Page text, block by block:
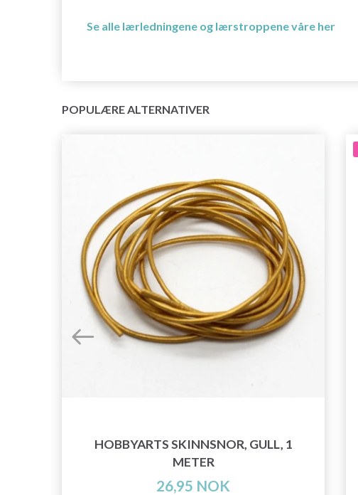
Se alle lærledningene og lærstroppene våre her
POPULÆRE ALTERNATIVER
HOBBYARTS SKINNSNOR, GULL, 1
METER
26,95 NOK